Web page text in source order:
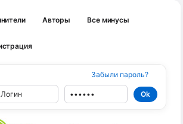
Авторы Все минусы
Забыли пароль?